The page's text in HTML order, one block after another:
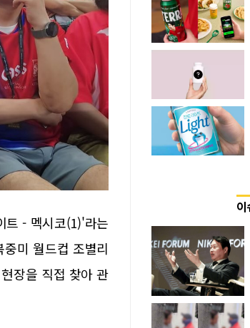
트 - 멕시코(1)'라는
미 월드컵 조별리
장을 직접 찾아 관